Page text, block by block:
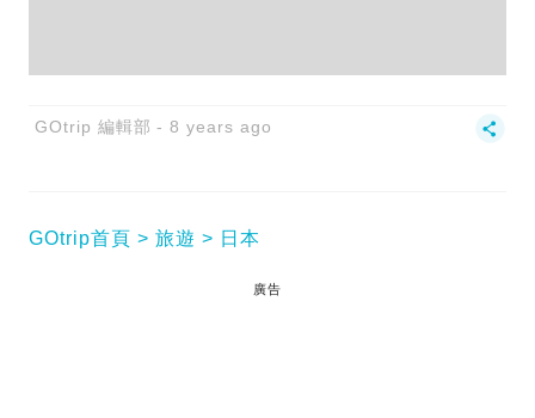
GOtrip 編輯部 8 years ago
GOtrip首頁 旅遊 日本
廣告